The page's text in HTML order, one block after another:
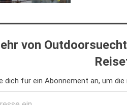
von
dich für ein Abonnement an, um